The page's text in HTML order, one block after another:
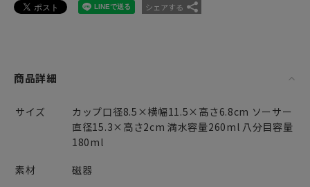
シェアする
商品詳細
サイズ
カップ口径8.5×横幅11.5×高さ6.8cm ソーサー
直径15.3×高さ2cm 満水容量260ml 八分目容量
180ml
素材
磁器